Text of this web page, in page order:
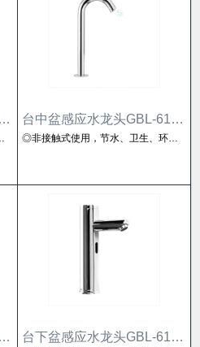
台上盆感应水龙头GBL-6150AD
原理设计，柔性泡沫式出水，使用舒适便捷
台中盆感应水龙头GBL-6151AD
◎非接触式使用，节水、卫生、环保◎龙头过饮用水标准，表面处理过24小时盐雾试验 ◎人体工学原理设计，柔性泡沫式出水，使用舒适便捷
全自动感应水龙头GBL-6152AD 台下盆感应水龙头GBL-6125AD